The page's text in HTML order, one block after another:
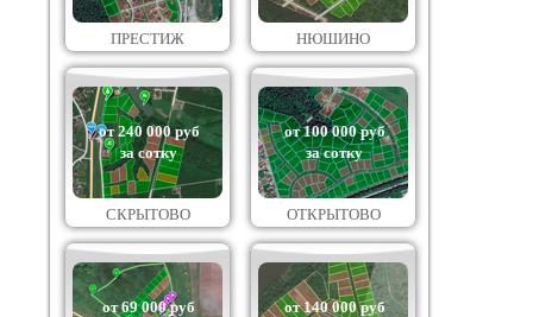
ПРЕСТИЖ НЮШИНО
от 240 000 руб
за сотку
СКРЫТОВО
от 100 000 руб
за сотку
ОТКРЫТОВО
от 69 000 руб
от 140 000 руб